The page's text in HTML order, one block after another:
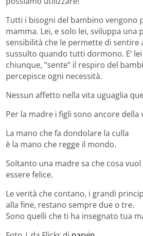
Tutti i bisogni del bambino vengono
mamma. Lei, e solo lei, sviluppa una
sensibilità che le permette di sentire
sussulto quando tutti dormono. E’
chiunque, “sente” il respiro del
percepisce ogni necessità.
Nessun affetto nella vita uguaglia
Per la madre i figli sono ancore della
La mano che fa dondolare la culla
è la mano che regge il mondo.
Soltanto una madre sa che cosa
essere felice.
Le verità che contano, i grandi
alla fine, restano sempre due o tre.
Sono quelli che ti ha insegnato tua